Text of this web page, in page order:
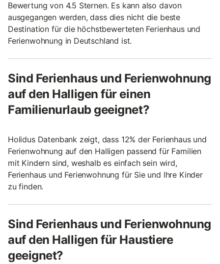
Bewertung von 4.5 Sternen. Es kann also davon
ausgegangen werden, dass dies nicht die beste
Destination für die höchstbewerteten Ferienhaus und
Ferienwohnung in Deutschland ist.
Sind Ferienhaus und Ferienwohnung
auf den Halligen für einen
Familienurlaub geeignet?
Holidus Datenbank zeigt, dass 12% der Ferienhaus und
Ferienwohnung auf den Halligen passend für Familien
mit Kindern sind, weshalb es einfach sein wird,
Ferienhaus und Ferienwohnung für Sie und Ihre Kinder
zu finden.
Sind Ferienhaus und Ferienwohnung
auf den Halligen für Haustiere
geeignet?